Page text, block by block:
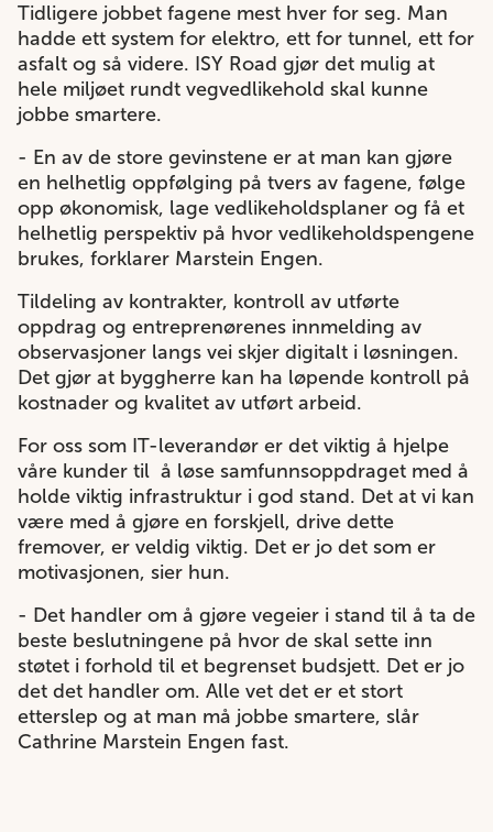
Tidligere jobbet fagene mest hver for seg. Man
hadde ett system for elektro, ett for tunnel, ett for
asfalt og så videre. ISY Road gjør det mulig at
hele miljøet rundt vegvedlikehold skal kunne
jobbe smartere.
- En av de store gevinstene er at man kan gjøre
en helhetlig oppfølging på tvers av fagene, følge
opp økonomisk, lage vedlikeholdsplaner og få et
helhetlig perspektiv på hvor vedlikeholdspengene
brukes, forklarer Marstein Engen.
Tildeling av kontrakter, kontroll av utførte
oppdrag og entreprenørenes innmelding av
observasjoner langs vei skjer digitalt i løsningen.
Det gjør at byggherre kan ha løpende kontroll på
kostnader og kvalitet av utført arbeid.
For oss som IT-leverandør er det viktig å hjelpe
våre kunder til å løse samfunnsoppdraget med å
holde viktig infrastruktur i god stand. Det at vi kan
være med å gjøre en forskjell, drive dette
fremover, er veldig viktig. Det er jo det som er
motivasjonen, sier hun.
- Det handler om å gjøre vegeier i stand til å ta de
beste beslutningene på hvor de skal sette inn
støtet i forhold til et begrenset budsjett. Det er jo
det det handler om. Alle vet det er et stort
etterslep og at man må jobbe smartere, slår
Cathrine Marstein Engen fast.